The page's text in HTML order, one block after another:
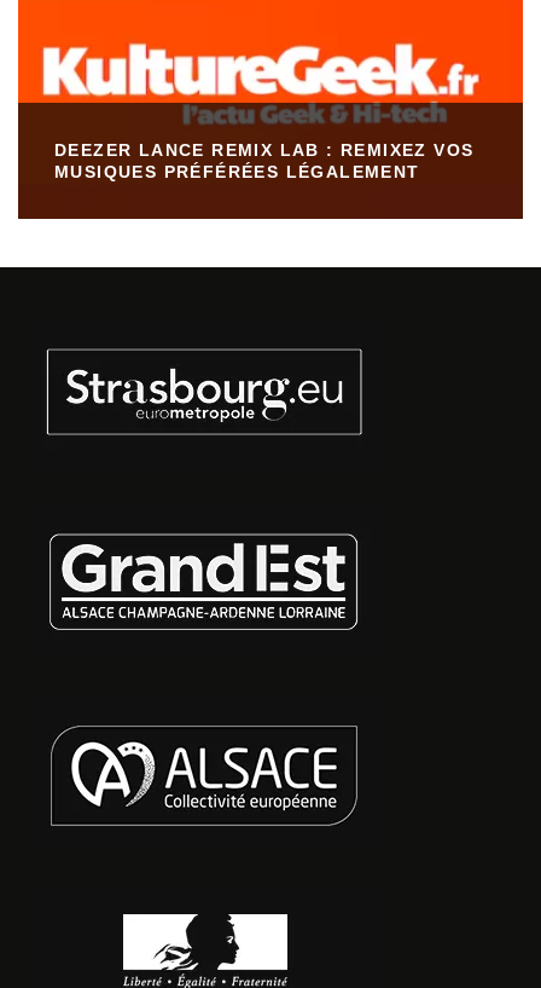
DEEZER LANCE REMIX LAB : REMIXEZ VOS
MUSIQUES PRÉFÉRÉES LÉGALEMENT